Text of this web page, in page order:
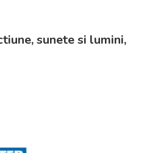
sunete si lumini,